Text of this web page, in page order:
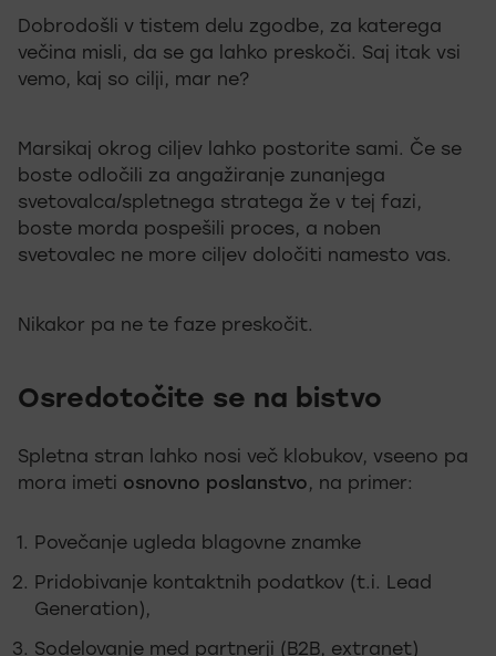
Dobrodošli v tistem delu zgodbe, za katerega
večina misli, da se ga lahko preskoči. Saj itak vsi
vemo, kaj so cilji, mar ne?
Marsikaj okrog ciljev lahko postorite sami. Če se
boste odločili za angažiranje zunanjega
svetovalca/spletnega stratega že v tej fazi,
boste morda pospešili proces, a noben
svetovalec ne more ciljev določiti namesto vas.
Nikakor pa ne te faze preskočit.
Osredotočite se na bistvo
Spletna stran lahko nosi več klobukov, vseeno pa
mora imeti osnovno poslanstvo, na primer:
Povečanje ugleda blagovne znamke
Pridobivanje kontaktnih podatkov (t.i. Lead
Generation),
Sodelovanje med partnerji (B2B, extranet)